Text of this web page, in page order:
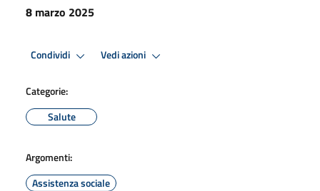
8 marzo 2025
Condividi Vedi azioni
Categorie:
Salute
Argomenti:
Assistenza sociale